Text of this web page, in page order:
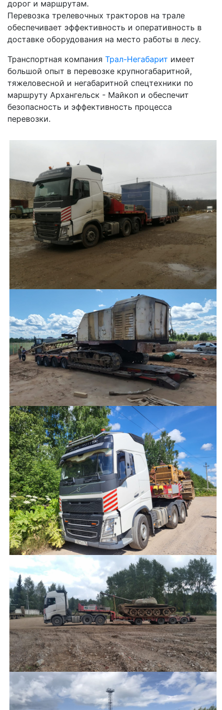
дорог и маршрутам.
Перевозка трелевочных тракторов на трале
обеспечивает эффективность и оперативность в
доставке оборудования на место работы в лесу.
Транспортная компания Трал-Негабарит имеет
большой опыт в перевозке крупногабаритной,
тяжеловесной и негабаритной спецтехники по
маршруту Архангельск - Майкоп и обеспечит
безопасность и эффективность процесса
перевозки.